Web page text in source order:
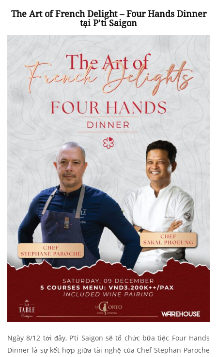
The Art of French Delight – Four Hands Dinner
tại P’ti Saigon
Ngày 8/12 tới đây, P’ti Saigon sẽ tổ chức bữa tiệc Four Hands
Dinner là sự kết hợp giữa tài nghệ của Chef Stephan Paroche